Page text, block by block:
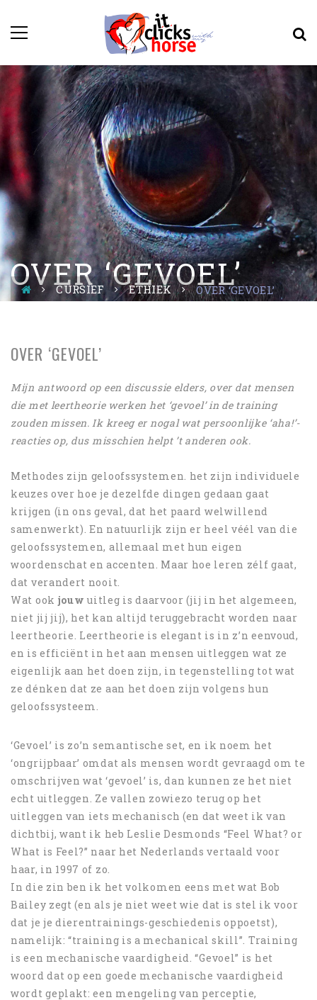
OVER ‘GEVOEL’
CURSIEF ETHIEK OVER ‘GEVOEL’
OVER ‘GEVOEL’
Mijn antwoord op een discussie elders, over dat mensen
die met leertheorie werken het ‘gevoel’ in de training
zouden missen. Ik kreeg er nogal wat persoonlijke ‘aha!’-
reacties op, dus misschien helpt ’t anderen ook.
Methodes zijn geloofssystemen. het zijn individuele
keuzes over hoe je dezelfde dingen gedaan gaat
krijgen (in ons geval, dat het paard welwillend
samenwerkt). En natuurlijk zijn er heel véél van die
geloofssystemen, allemaal met hun eigen
woordenschat en accenten. Maar hoe leren zélf gaat,
dat verandert nooit.
Wat ook jouw uitleg is daarvoor (jij in het algemeen,
niet jij jij), het kan altijd teruggebracht worden naar
leertheorie. Leertheorie is elegant is in z’n eenvoud,
en is efficiënt in het aan mensen uitleggen wat ze
eigenlijk aan het doen zijn, in tegenstelling tot wat
ze dénken dat ze aan het doen zijn volgens hun
geloofssysteem.
‘Gevoel’ is zo’n semantische set, en ik noem het
‘ongrijpbaar’ omdat als mensen wordt gevraagd om te
omschrijven wat ‘gevoel’ is, dan kunnen ze het niet
echt uitleggen. Ze vallen zowiezo terug op het
uitleggen van iets mechanisch (en dat weet ik van
dichtbij, want ik heb Leslie Desmonds “Feel What? or
What is Feel?” naar het Nederlands vertaald voor
haar, in 1997 of zo.
In die zin ben ik het volkomen eens met wat Bob
Bailey zegt (en als je niet weet wie dat is stel ik voor
dat je je dierentrainings-geschiedenis oppoetst),
namelijk: “training is a mechanical skill”. Training
is een mechanische vaardigheid. “Gevoel” is het
woord dat op een goede mechanische vaardigheid
wordt geplakt: een mengeling van perceptie,